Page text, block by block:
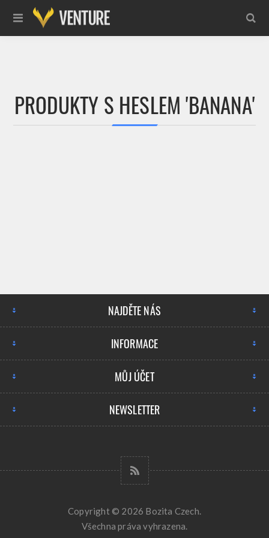
PRODUKTY S HESLEM 'BANANA'
NAJDĚTE NÁS
INFORMACE
MŮJ ÚČET
NEWSLETTER
Copyright © 2026 Bozita Czech.
Všechna práva vyhrazena.